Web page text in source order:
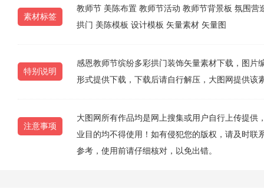
素材标签
教师节 美陈布置 教师节活动 教师节背景板 氛围营
拱门 美陈模板 设计模板 矢量素材 矢量图
特别说明
感恩教师节缤纷多彩拱门装饰矢量素材下载，图片
形式提供下载，下载后请自行解压，大图网提供该
注意事项
大图网所有作品均是网上搜集或用户自行上传提
业目的均不得使用！如有侵犯您的版权，请及时联
参考，使用前请仔细核对，以免出错。